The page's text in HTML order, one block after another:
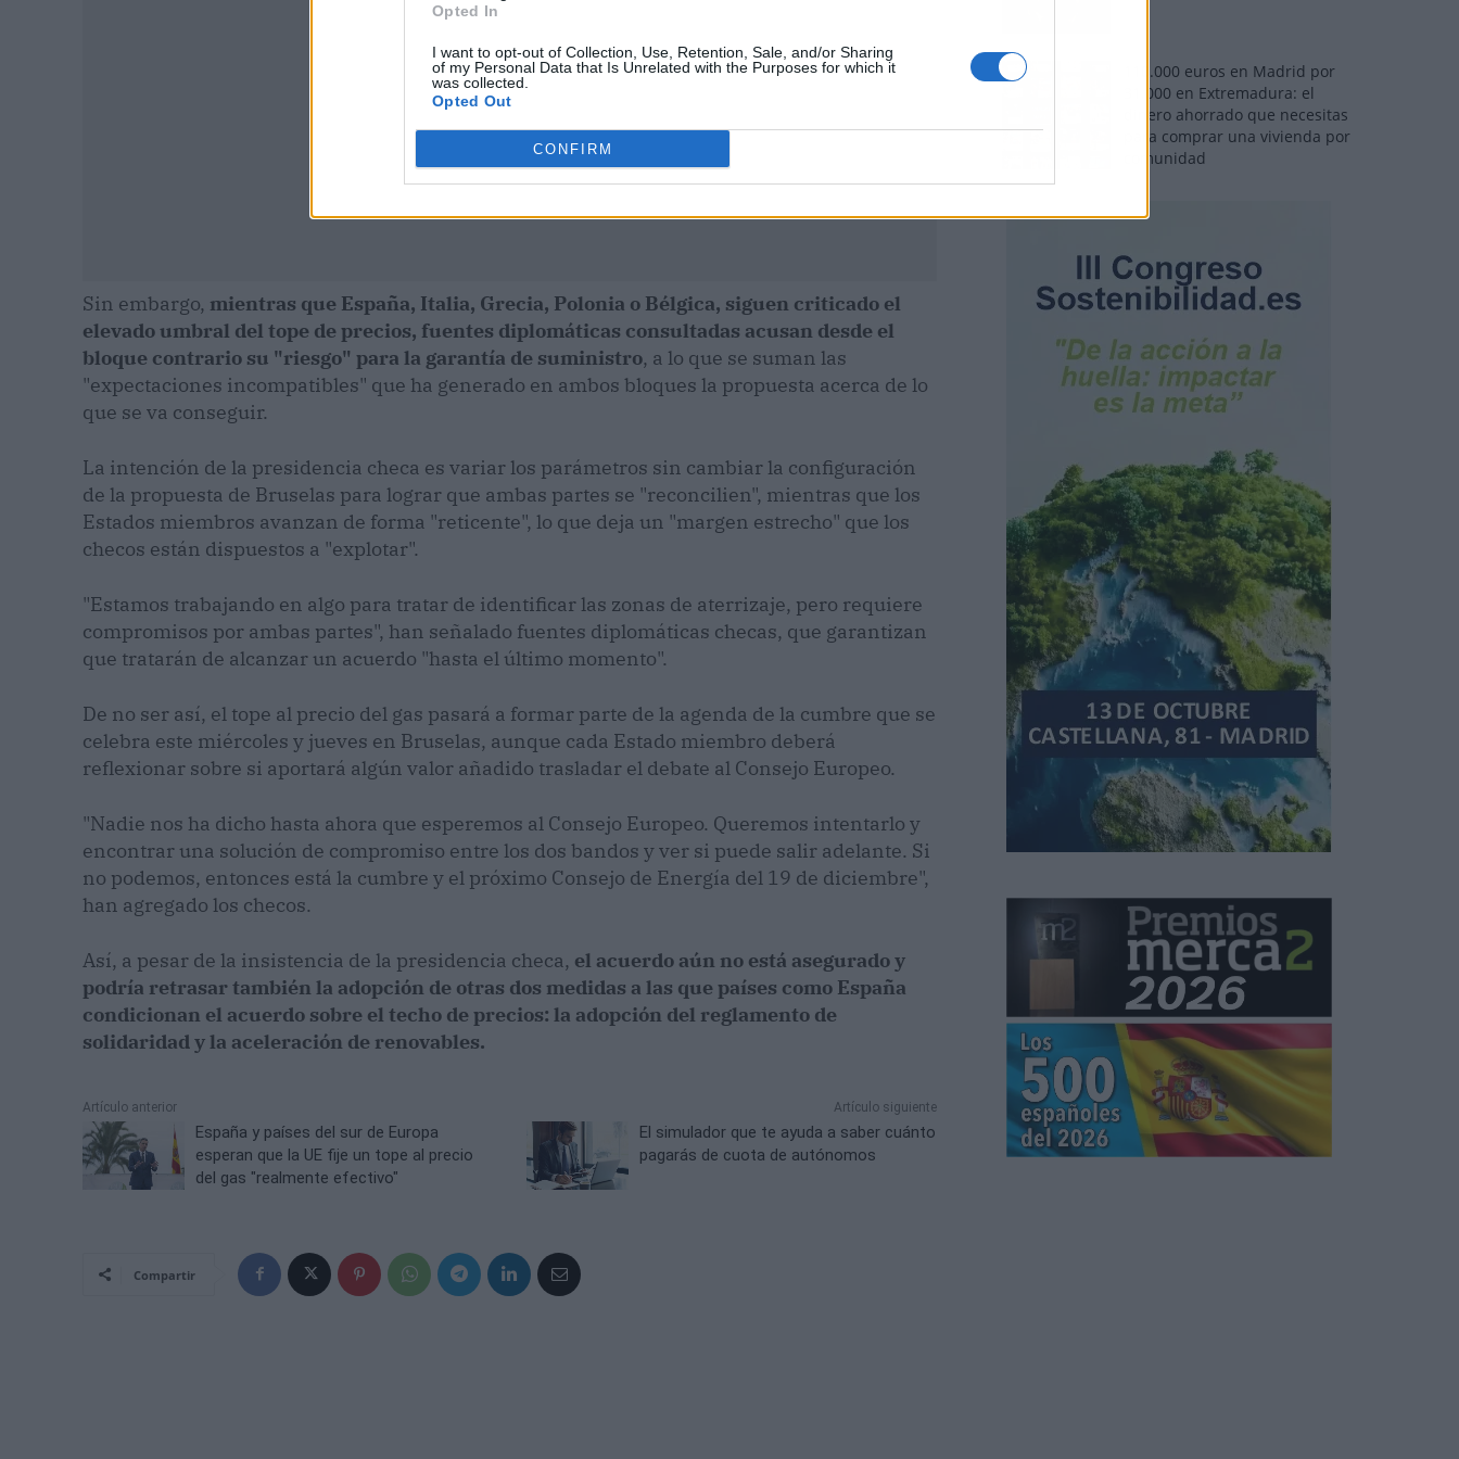
Opted In
I want to opt-out of Collection, Use, Retention, Sale, and/or Sharing
of my Personal Data that Is Unrelated with the Purposes for which it
was collected.
Opted Out
CONFIRM
Sin embargo, mientras que España, Italia, Grecia, Polonia o Bélgica, siguen criticado el
elevado umbral del tope de precios, fuentes diplomáticas consultadas acusan desde el
bloque contrario su "riesgo" para la garantía de suministro, a lo que se suman las
"expectaciones incompatibles" que ha generado en ambos bloques la propuesta acerca de lo
que se va conseguir.
La intención de la presidencia checa es variar los parámetros sin cambiar la configuración
de la propuesta de Bruselas para lograr que ambas partes se "reconcilien", mientras que los
Estados miembros avanzan de forma "reticente", lo que deja un "margen estrecho" que los
checos están dispuestos a "explotar".
"Estamos trabajando en algo para tratar de identificar las zonas de aterrizaje, pero requiere
compromisos por ambas partes", han señalado fuentes diplomáticas checas, que garantizan
que tratarán de alcanzar un acuerdo "hasta el último momento".
De no ser así, el tope al precio del gas pasará a formar parte de la agenda de la cumbre que se
celebra este miércoles y jueves en Bruselas, aunque cada Estado miembro deberá
reflexionar sobre si aportará algún valor añadido trasladar el debate al Consejo Europeo.
"Nadie nos ha dicho hasta ahora que esperemos al Consejo Europeo. Queremos intentarlo y
encontrar una solución de compromiso entre los dos bandos y ver si puede salir adelante. Si
no podemos, entonces está la cumbre y el próximo Consejo de Energía del 19 de diciembre",
han agregado los checos.
Así, a pesar de la insistencia de la presidencia checa, el acuerdo aún no está asegurado y
podría retrasar también la adopción de otras dos medidas a las que países como España
condicionan el acuerdo sobre el techo de precios: la adopción del reglamento de
solidaridad y la aceleración de renovables.
Artículo anterior
España y países del sur de Europa
esperan que la UE fije un tope al precio
del gas "realmente efectivo"
Artículo siguiente
El simulador que te ayuda a saber cuánto
pagarás de cuota de autónomos
Compartir
110.000 euros en Madrid por
31.000 en Extremadura: el
dinero ahorrado que necesitas
para comprar una vivienda por
comunidad